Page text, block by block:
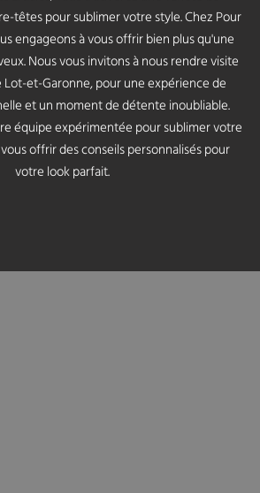
têtes pour sublimer votre style. Chez Pour
engageons à vous offrir bien plus qu'une
Nous vous invitons à nous rendre visite
Lot-et-Garonne, pour une expérience de
et un moment de détente inoubliable.
équipe expérimentée pour sublimer votre
offrir des conseils personnalisés pour
votre look parfait.